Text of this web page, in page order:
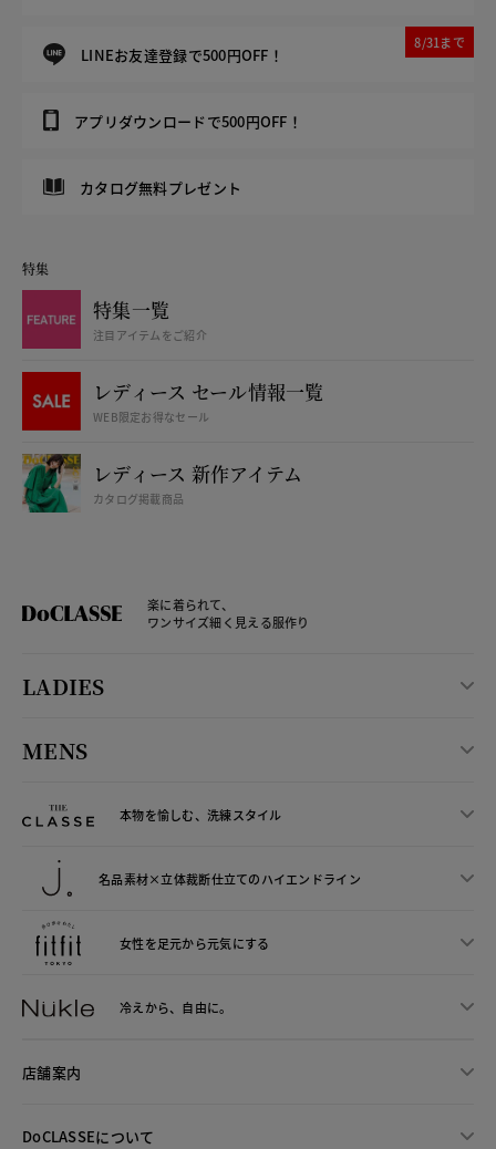
LINEお友達登録で500円OFF！
8/31まで
アプリダウンロードで500円OFF！
カタログ無料プレゼント
特集
特集一覧
注目アイテムをご紹介
レディース セール情報一覧
WEB限定お得なセール
レディース 新作アイテム
カタログ掲載商品
楽に着られて、
ワンサイズ細く見える服作り
LADIES
MENS
本物を愉しむ、洗練スタイル
名品素材×立体裁断仕立てのハイエンドライン
女性を足元から元気にする
冷えから、 自由に。
店舗案内
DoCLASSEについて